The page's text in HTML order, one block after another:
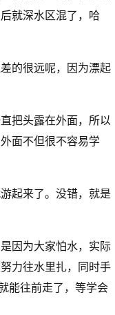
就深水区混了，哈
的很远呢，因为漂起
把头露在外面，所以
面不但很不容易学
起来了。没错，就是
因为大家怕水，实际
力往水里扎，同时手
能往前走了，等学会